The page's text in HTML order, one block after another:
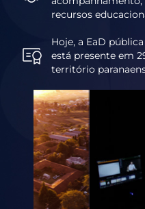
recursos
Hoje, a EaD
está presente em
território